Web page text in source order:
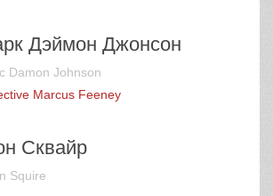
Дэймон Джонсон
Damon Johnson
Marcus Feeney
Сквайр
Squire